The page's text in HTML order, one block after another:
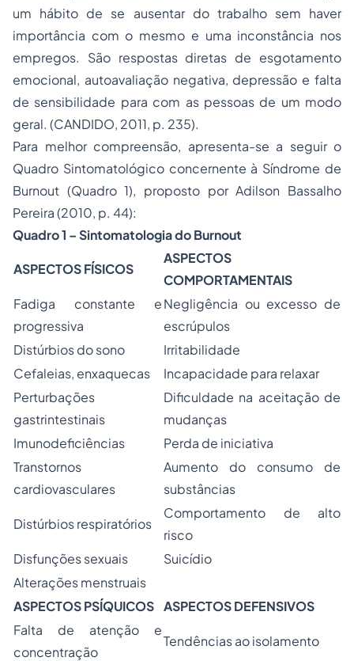
um hábito de se ausentar do trabalho sem haver
importância com o mesmo e uma inconstância nos
empregos. São respostas diretas de esgotamento
emocional, autoavaliação negativa, depressão e falta
de sensibilidade para com as pessoas de um modo
geral. (CANDIDO, 2011, p. 235).
Para melhor compreensão, apresenta-se a seguir o
Quadro Sintomatológico concernente à Síndrome de
Burnout (Quadro 1), proposto por Adilson Bassalho
Pereira (2010, p. 44):
Quadro 1 – Sintomatologia do Burnout
ASPECTOS FÍSICOS
ASPECTOS
COMPORTAMENTAIS
Fadiga constante e
progressiva
Negligência ou excesso de
escrúpulos
Distúrbios do sono
Irritabilidade
Cefaleias, enxaquecas
Incapacidade para relaxar
Perturbações
gastrintestinais
Dificuldade na aceitação de
mudanças
Imunodeficiências
Perda de iniciativa
Transtornos
cardiovasculares
Aumento do consumo de
substâncias
Distúrbios respiratórios
Comportamento de alto
risco
Disfunções sexuais
Suicídio
Alterações menstruais
ASPECTOS PSÍQUICOS ASPECTOS DEFENSIVOS
Falta de atenção e
concentração
Tendências ao isolamento